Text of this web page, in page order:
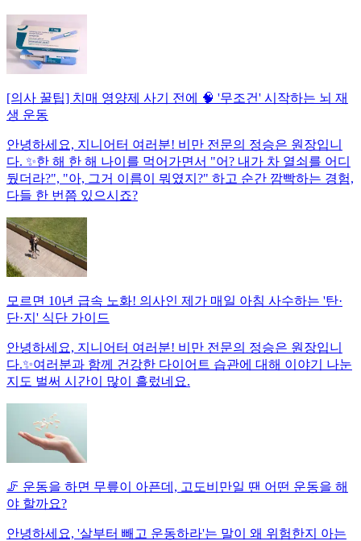
[의사 꿀팁] 치매 영양제 사기 전에 🧠 '무조건' 시작하는 뇌 재
생 운동
안녕하세요, 지니어터 여러분! 비만 전문의 정승은 원장입니
다. ✨한 해 한 해 나이를 먹어가면서 "어? 내가 차 열쇠를 어디
뒀더라?", "아, 그거 이름이 뭐였지?" 하고 순간 깜빡하는 경험,
다들 한 번쯤 있으시죠?
모르면 10년 급속 노화! 의사인 제가 매일 아침 사수하는 '탄·
단·지' 식단 가이드
안녕하세요, 지니어터 여러분! 비만 전문의 정승은 원장입니
다.✨여러분과 함께 건강한 다이어트 습관에 대해 이야기 나눈
지도 벌써 시간이 많이 흘렀네요.
🦵 운동을 하면 무릎이 아픈데, 고도비만일 땐 어떤 운동을 해
야 할까요?
안녕하세요, '살부터 빼고 운동하라'는 말이 왜 위험한지 아는